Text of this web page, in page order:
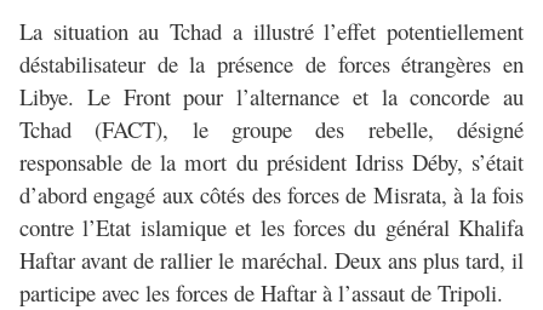
La situation au Tchad a illustré l’effet potentiellement
déstabilisateur de la présence de forces étrangères en
Libye. Le Front pour l’alternance et la concorde au
Tchad (FACT), le groupe des rebelle, désigné
responsable de la mort du président Idriss Déby, s’était
d’abord engagé aux côtés des forces de Misrata, à la fois
contre l’Etat islamique et les forces du général Khalifa
Haftar avant de rallier le maréchal. Deux ans plus tard, il
participe avec les forces de Haftar à l’assaut de Tripoli.